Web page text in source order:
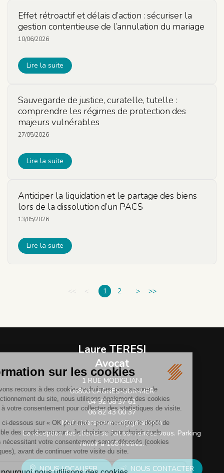
Effet rétroactif et délais d’action : sécuriser la
gestion contentieuse de l’annulation du mariage
10/06/2026
Lire la suite
Sauvegarde de justice, curatelle, tutelle :
comprendre les régimes de protection des
majeurs vulnérables
27/05/2026
Lire la suite
Anticiper la liquidation et le partage des biens
lors de la dissolution d’un PACS
13/05/2026
Lire la suite
<< < 1 2 > >>
Laure TERESI
Avocat
1 RUE MODIGLIANI
06800 CAGNES-SUR-MER
04 92 08 37 61
06 82 43 00 37
Mail :l.teresiavocat@gmail.com
La réception des clients se fait sur rendez-vous. Parking
renoir à 100 mètres.
NOUS LOCALISER NOUS CONTACTER